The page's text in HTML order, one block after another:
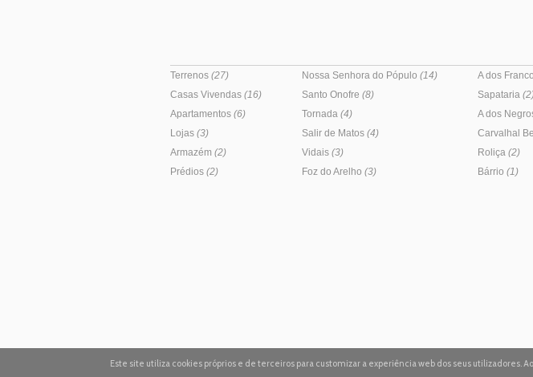
Terrenos (27)
Casas Vivendas (16)
Apartamentos (6)
Lojas (3)
Armazém (2)
Prédios (2)
Nossa Senhora do Pópulo (14)
Santo Onofre (8)
Tornada (4)
Salir de Matos (4)
Vidais (3)
Foz do Arelho (3)
A dos
Sapataria
A dos
Carvalhal
Roliça (2)
Bárrio (1)
Este site utiliza cookies próprios e de terceiros para customizar a experiência web dos seus utilizadores.